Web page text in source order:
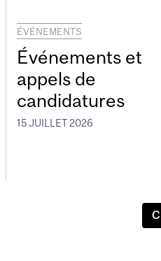
ÉVÉNEMENTS
Événements et
appels de
candidatures
15 JUILLET 2026